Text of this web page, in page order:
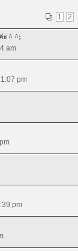
1
2
ะ ^ ^;
am
pm
pm